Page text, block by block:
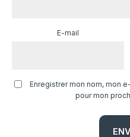
E-mail
Enregistrer mon nom, mon
pour mon